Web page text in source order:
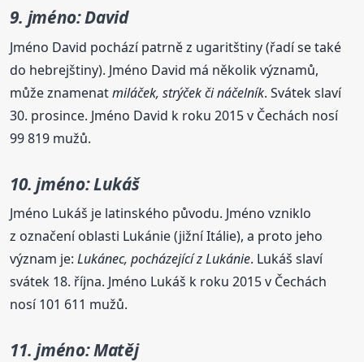
9. jméno: David
Jméno David pochází patrně z ugaritštiny (řadí se také
do hebrejštiny). Jméno David má několik významů,
může znamenatmiláček, strýček či náčelník. Svátek slaví
30. prosince. Jméno David k roku 2015 v Čechách nosí
99 819 mužů.
10. jméno: Lukáš
Jméno Lukáš je latinského původu. Jméno vzniklo
z označení oblasti Lukánie (jižní Itálie), a proto jeho
význam je:Lukánec, pocházející z Lukánie. Lukáš slaví
svátek 18. října. Jméno Lukáš k roku 2015 v Čechách
nosí 101 611 mužů.
11. jméno: Matěj